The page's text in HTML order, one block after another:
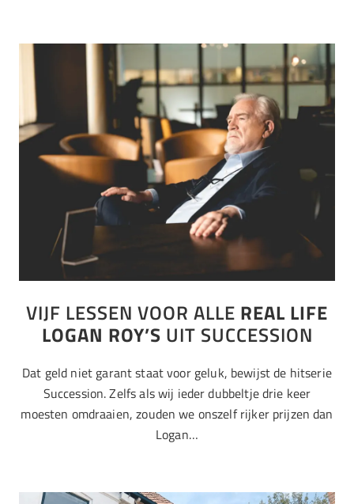
VIJF LESSEN VOOR ALLE REAL LIFE
LOGAN ROY’S UIT SUCCESSION
Dat geld niet garant staat voor geluk, bewijst de hitserie
Succession. Zelfs als wij ieder dubbeltje drie keer
moesten omdraaien, zouden we onszelf rijker prijzen dan
Logan…